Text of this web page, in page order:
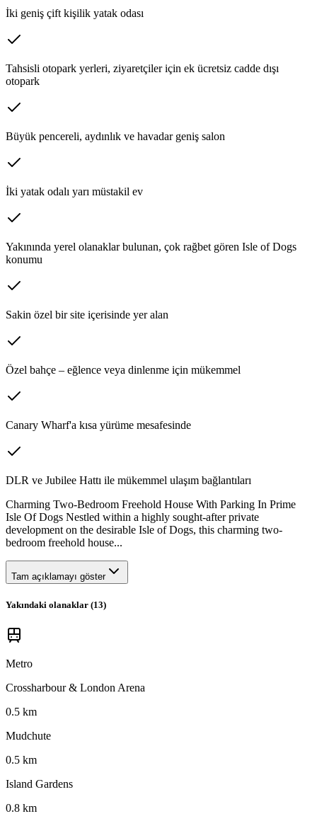
İki geniş çift kişilik yatak odası
Tahsisli otopark yerleri, ziyaretçiler için ek ücretsiz cadde dışı
otopark
Büyük pencereli, aydınlık ve havadar geniş salon
İki yatak odalı yarı müstakil ev
Yakınında yerel olanaklar bulunan, çok rağbet gören Isle of Dogs
konumu
Sakin özel bir site içerisinde yer alan
Özel bahçe – eğlence veya dinlenme için mükemmel
Canary Wharf'a kısa yürüme mesafesinde
DLR ve Jubilee Hattı ile mükemmel ulaşım bağlantıları
Charming Two-Bedroom Freehold House With Parking In Prime
Isle Of Dogs Nestled within a highly sought-after private
development on the desirable Isle of Dogs, this charming two-
bedroom freehold house...
Tam açıklamayı göster
Yakındaki olanaklar (13)
Metro
Crossharbour & London Arena
0.5 km
Mudchute
0.5 km
Island Gardens
0.8 km